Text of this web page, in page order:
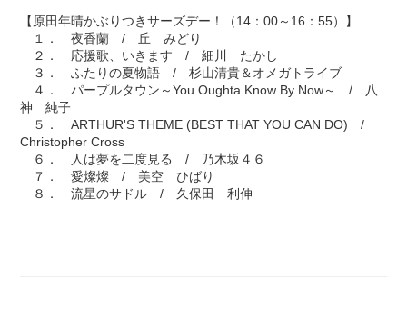
【原田年晴かぶりつきサーズデー！（14：00～16：55）】
１． 夜香蘭 / 丘 みどり
２． 応援歌、いきます / 細川 たかし
３． ふたりの夏物語 / 杉山清貴＆オメガトライブ
４． パープルタウン～You Oughta Know By Now～ / 八
神 純子
５． ARTHUR'S THEME (BEST THAT YOU CAN DO) /
Christopher Cross
６． 人は夢を二度見る / 乃木坂４６
７． 愛燦燦 / 美空 ひばり
８． 流星のサドル / 久保田 利伸